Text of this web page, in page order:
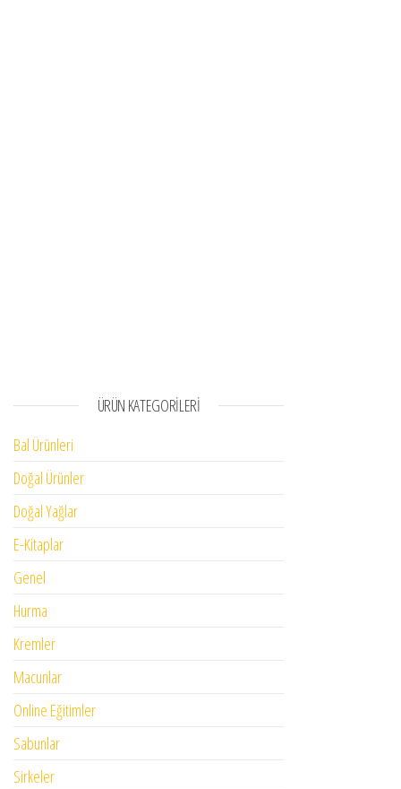
ÜRÜN KATEGORILERI
Bal Ürünleri
Doğal Ürünler
Doğal Yağlar
E-Kitaplar
Genel
Hurma
Kremler
Macunlar
Online Eğitimler
Sabunlar
Sirkeler